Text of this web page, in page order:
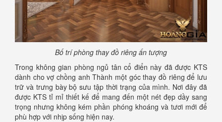
Bố trí phòng thay đồ riêng ấn tượng
Trong không gian phòng ngủ tân cổ điển này đã được KTS
dành cho vợ chồng anh Thành một góc thay đồ riêng để lưu
trữ và trưng bày bộ sưu tập thời trạng của mình. Nơi đây đã
được KTS tỉ mỉ thiết kế để mang đến một nét đẹp dầy sang
trọng nhưng không kém phần phóng khoáng và tươi mới để
phù hợp với nhịp sống hiện nay.